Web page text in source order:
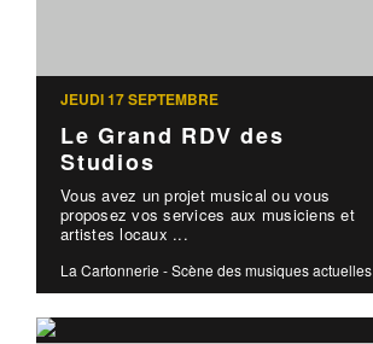
JEUDI 17 SEPTEMBRE
Le Grand RDV des
Studios
Vous avez un projet musical ou vous
proposez vos services aux musiciens et
artistes locaux ...
La Cartonnerie - Scène des musiques actuelles